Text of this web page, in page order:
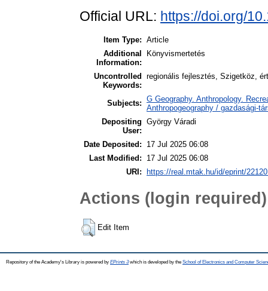
Official URL: https://doi.org/
Item Type: Article
Additional
Information:
Könyvismertetés
Uncontrolled
Keywords:
regionális fejlesztés, Szigetköz,
Subjects: G Geography. Anthropology.
Anthropogeography / gazdasági-
Depositing
User:
György Váradi
Date Deposited:
17 Jul 2025 06:08
Last Modified:
17 Jul 2025 06:08
URI:
https://real.mtak.hu/id/eprint/
Actions (login required)
Edit Item
Repository of the Academy's Library is powered by EPrints 3which is developed by the School of Electronics and Computer